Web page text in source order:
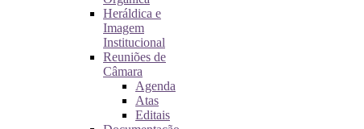
Heráldica e
Imagem
Institucional
Reuniões de
Câmara
Agenda
Atas
Editais